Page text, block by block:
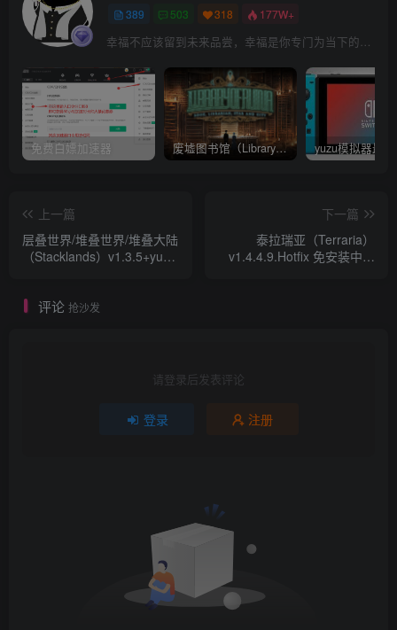
389 503 318 177W+
免费白嫖加速器 废墟图书馆（Library Of Ruina）v1.1.0.6a13 官中 附yuzu模拟器 本体+1.0.3升补
上一篇
层叠世界/堆叠世界/堆叠大陆
（Stacklands）v1.3.5+yuzu
下一篇
泰拉瑞亚（Terraria）
v1.4.4.9.Hotfix 免安装中文
评论 抢沙发
请登录后发表评论
登录 注册